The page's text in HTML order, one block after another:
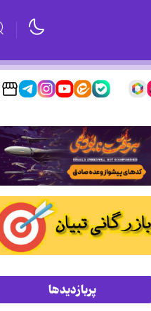
پربازدیدها